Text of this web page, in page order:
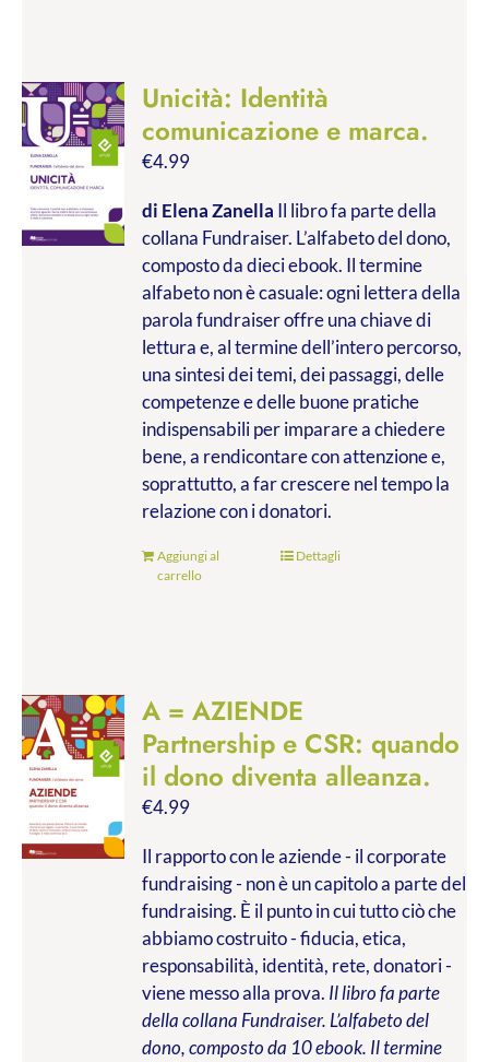
Unicità: Identità
comunicazione e marca.
€4.99
di Elena Zanella Il libro fa parte della
collana Fundraiser. L’alfabeto del dono,
composto da dieci ebook. Il termine
alfabeto non è casuale: ogni lettera della
parola fundraiser offre una chiave di
lettura e, al termine dell’intero percorso,
una sintesi dei temi, dei passaggi, delle
competenze e delle buone pratiche
indispensabili per imparare a chiedere
bene, a rendicontare con attenzione e,
soprattutto, a far crescere nel tempo la
relazione con i donatori.
Aggiungi al
carrello
Dettagli
A = AZIENDE
Partnership e CSR: quando
il dono diventa alleanza.
€4.99
Il rapporto con le aziende - il corporate
fundraising - non è un capitolo a parte del
fundraising. È il punto in cui tutto ciò che
abbiamo costruito - fiducia, etica,
responsabilità, identità, rete, donatori -
viene messo alla prova. Il libro fa parte
della collana Fundraiser. L’alfabeto del
dono, composto da 10 ebook. Il termine